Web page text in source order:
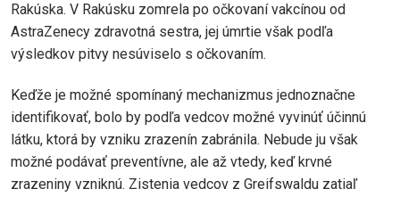
Rakúska. V Rakúsku zomrela po očkovaní vakcínou od
AstraZenecy zdravotná sestra, jej úmrtie však podľa
výsledkov pitvy nesúviselo s očkovaním.
Keďže je možné spomínaný mechanizmus jednoznačne
identifikovať, bolo by podľa vedcov možné vyvinúť účinnú
látku, ktorá by vzniku zrazenín zabránila. Nebude ju však
možné podávať preventívne, ale až vtedy, keď krvné
zrazeniny vzniknú. Zistenia vedcov z Greifswaldu zatiaľ